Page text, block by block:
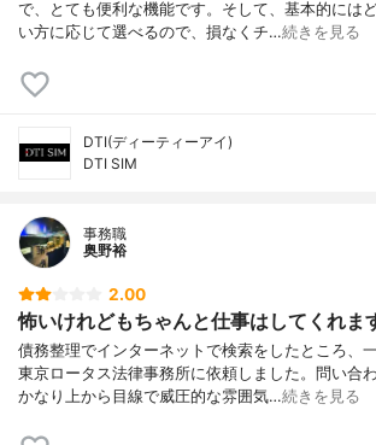
で、とても便利な機能です。そして、基本的には
い方に応じて選べるので、損なくチ…続きを見る
DTI(ディーティーアイ)
DTI SIM
事務職
奥野裕
2.00
怖いけれどもちゃんと仕事はしてくれま
債務整理でインターネットで検索をしたところ、
東京ロータス法律事務所に依頼しました。問い合
かなり上から目線で威圧的な雰囲気…続きを見る